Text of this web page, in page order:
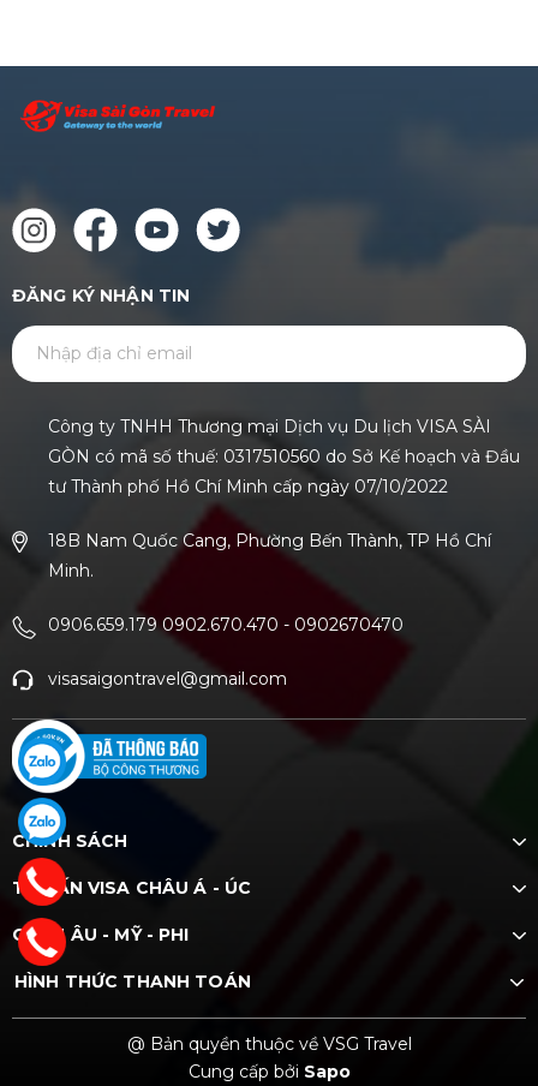
ĐĂNG KÝ NHẬN TIN
Công ty TNHH Thương mại Dịch vụ Du lịch VISA SÀI
GÒN có mã số thuế: 0317510560 do Sở Kế hoạch và Đầu
tư Thành phố Hồ Chí Minh cấp ngày 07/10/2022
18B Nam Quốc Cang, Phường Bến Thành, TP Hồ Chí
Minh.
0906.659.179 0902.670.470 - 0902670470
visasaigontravel@gmail.com
CHÍNH SÁCH
TƯ VẤN VISA CHÂU Á - ÚC
CHÂU ÂU - MỸ - PHI
HÌNH THỨC THANH TOÁN
@ Bản quyền thuộc về VSG Travel
Cung cấp bởi Sapo